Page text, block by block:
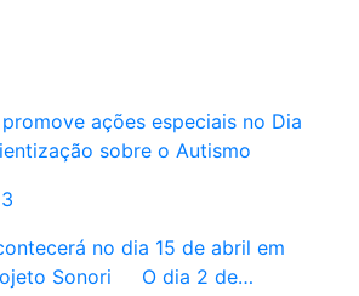
ações especiais no Dia
sobre o Autismo
no dia 15 de abril em
Sonori O dia 2 de…